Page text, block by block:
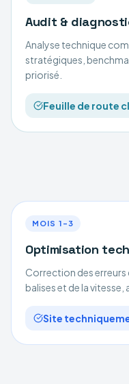
Audit &
Analyse technique
stratégiques,
priorisé.
Feuille de route
MOIS 1–3
Optimisation
Correction des
balises et de la
Site